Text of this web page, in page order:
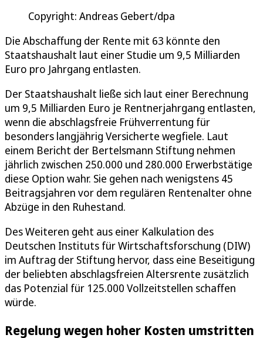
Copyright: Andreas Gebert/dpa
Die Abschaffung der Rente mit 63 könnte den
Staatshaushalt laut einer Studie um 9,5 Milliarden
Euro pro Jahrgang entlasten.
Der Staatshaushalt ließe sich laut einer Berechnung
um 9,5 Milliarden Euro je Rentnerjahrgang entlasten,
wenn die abschlagsfreie Frühverrentung für
besonders langjährig Versicherte wegfiele. Laut
einem Bericht der Bertelsmann Stiftung nehmen
jährlich zwischen 250.000 und 280.000 Erwerbstätige
diese Option wahr. Sie gehen nach wenigstens 45
Beitragsjahren vor dem regulären Rentenalter ohne
Abzüge in den Ruhestand.
Des Weiteren geht aus einer Kalkulation des
Deutschen Instituts für Wirtschaftsforschung (DIW)
im Auftrag der Stiftung hervor, dass eine Beseitigung
der beliebten abschlagsfreien Altersrente zusätzlich
das Potenzial für 125.000 Vollzeitstellen schaffen
würde.
Regelung wegen hoher Kosten umstritten